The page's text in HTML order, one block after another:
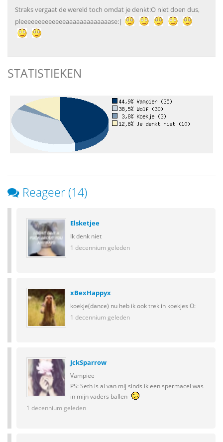
Straks vergaat de wereld toch omdat je denkt:O niet doen dus,
pleeeeeeeeeeeeeaaaaaaaaaaaaase:|
STATISTIEKEN
Reageer (14)
Elsketjee
Ik denk niet
1 decennium geleden
xBexHappyx
koekje(dance) nu heb ik ook trek in koekjes O:
1 decennium geleden
JckSparrow
Vampiee
PS: Seth is al van mij sinds ik een spermacel was
in mijn vaders ballen
1 decennium geleden